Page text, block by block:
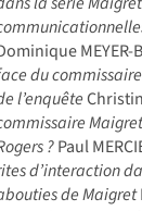
MEYER-
du
l’enquête
?Paul
d’interaction
de Maigret